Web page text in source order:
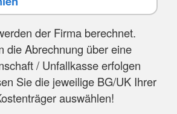
der Firma berechnet.
die Abrechnung über eine
/ Unfallkasse erfolgen
Sie die jeweilige BG/UK Ihrer
auswählen!